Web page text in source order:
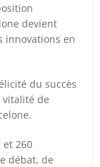
devient
innovations en
du succès
vitalité de
et 260
débat, de